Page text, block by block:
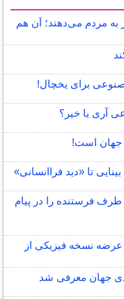
به مردم می‌دهند؛ آن هم
برای یخچال!
آری یا خیر؟
جهان است!
تا «دید فراانسانی»
فرستنده را در پیام
عرضه نسخه فیزیکی از
جهان معرفی شد